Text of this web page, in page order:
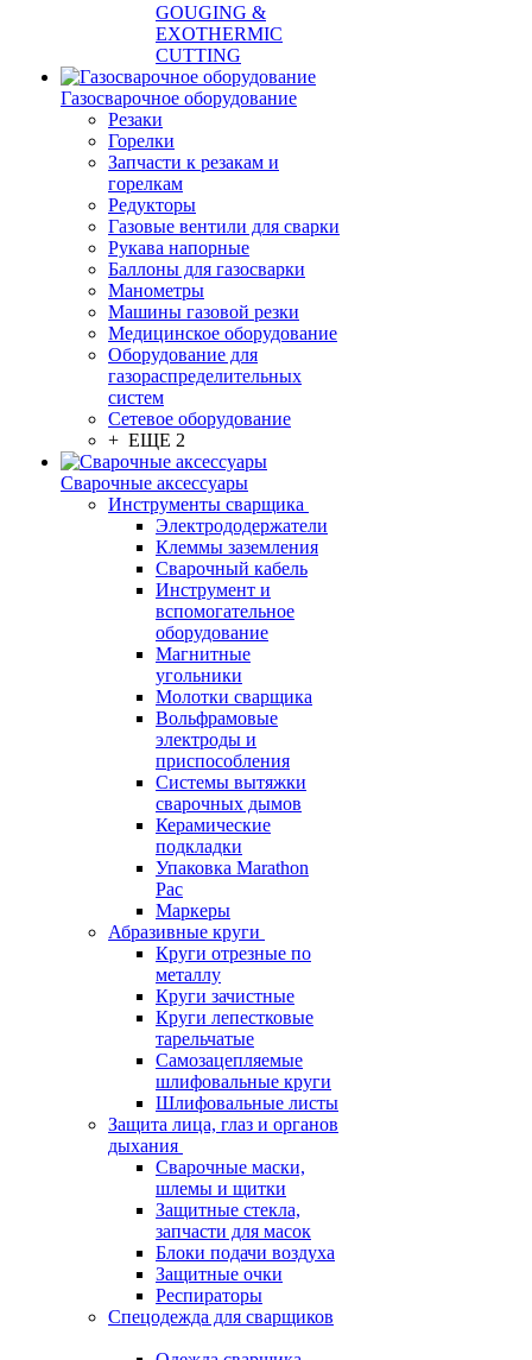
GOUGING &
EXOTHERMIC
CUTTING
Газосварочное оборудование
Резаки
Горелки
Запчасти к резакам и
горелкам
Редукторы
Газовые вентили для сварки
Рукава напорные
Баллоны для газосварки
Манометры
Машины газовой резки
Медицинское оборудование
Оборудование для
газораспределительных
систем
Сетевое оборудование
+ ЕЩЕ 2
Сварочные аксессуары
Инструменты сварщика
Электрододержатели
Клеммы заземления
Сварочный кабель
Инструмент и
вспомогательное
оборудование
Магнитные
угольники
Молотки сварщика
Вольфрамовые
электроды и
приспособления
Системы вытяжки
сварочных дымов
Керамические
подкладки
Упаковка Marathon
Pac
Маркеры
Абразивные круги
Круги отрезные по
металлу
Круги зачистные
Круги лепестковые
тарельчатые
Самозацепляемые
шлифовальные круги
Шлифовальные листы
Защита лица, глаз и органов
дыхания
Сварочные маски,
шлемы и щитки
Защитные стекла,
запчасти для масок
Блоки подачи воздуха
Защитные очки
Респираторы
Спецодежда для сварщиков